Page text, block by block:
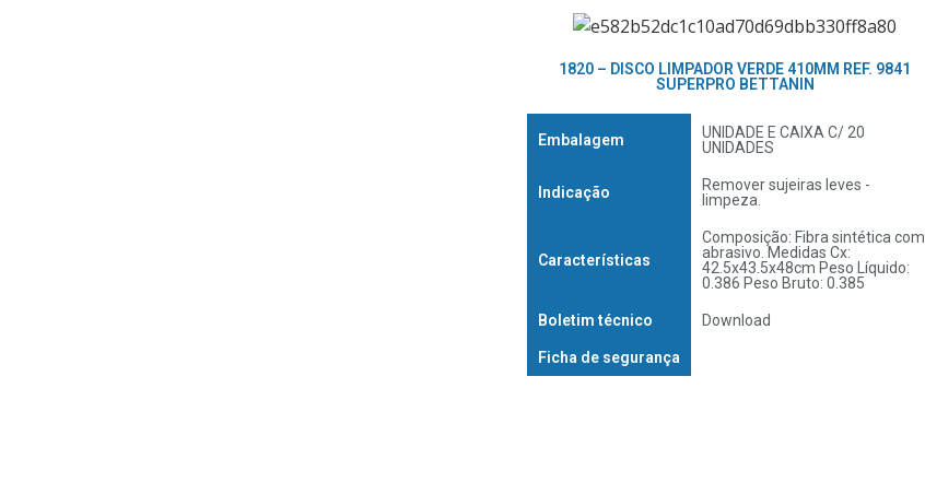
1820 – DISCO LIMPADOR VERDE 410MM REF. 9841
SUPERPRO BETTANIN
Embalagem
UNIDADE E CAIXA C/ 20
UNIDADES
Indicação
Remover sujeiras leves -
limpeza.
Características
Composição: Fibra sintética com
abrasivo. Medidas Cx:
42.5x43.5x48cm Peso Líquido:
0.386 Peso Bruto: 0.385
Boletim técnico Download
Ficha de segurança